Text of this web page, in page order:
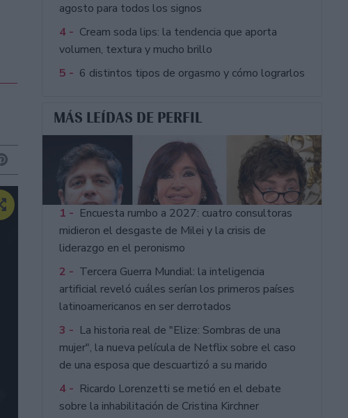
agosto para todos los signos
4 - Cream soda lips: la tendencia que aporta
volumen, textura y mucho brillo
5 - 6 distintos tipos de orgasmo y cómo lograrlos
MÁS LEÍDAS DE PERFIL
1 - Encuesta rumbo a 2027: cuatro consultoras
midieron el desgaste de Milei y la crisis de
liderazgo en el peronismo
2 - Tercera Guerra Mundial: la inteligencia
artificial reveló cuáles serían los primeros países
latinoamericanos en ser derrotados
3 - La historia real de "Elize: Sombras de una
mujer", la nueva película de Netflix sobre el caso
de una esposa que descuartizó a su marido
4 - Ricardo Lorenzetti se metió en el debate
sobre la inhabilitación de Cristina Kirchner